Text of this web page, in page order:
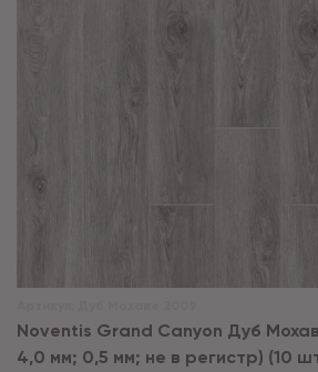
Noventis Grand Сanyon Дуб
4,0 мм; 0,5 мм; не в регистр) (10